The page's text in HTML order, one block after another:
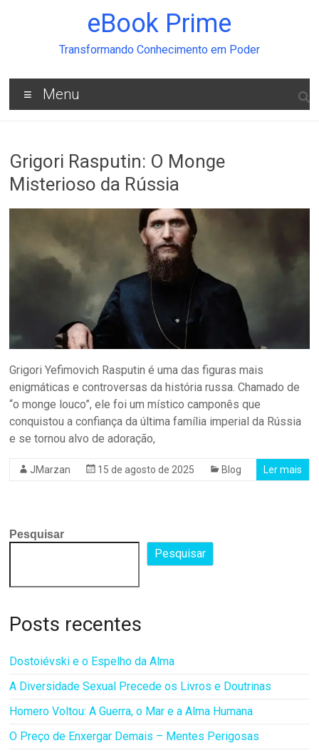
eBook Prime
Transformando Conhecimento em Poder
Menu
Grigori Rasputin: O Monge
Misterioso da Rússia
Grigori Yefimovich Rasputin é uma das figuras mais
enigmáticas e controversas da história russa. Chamado de
“o monge louco”, ele foi um místico camponês que
conquistou a confiança da última família imperial da Rússia
e se tornou alvo de adoração,
JMarzan 15 de agosto de 2025 Blog Ler mais
Pesquisar
Pesquisar
Posts recentes
Dostoiévski e o Espelho da Alma
A Diversidade Sexual Precede os Livros e Doutrinas
Homero Voltou: A Guerra, o Mar e a Alma Humana
O Preço de Enxergar Demais – Mentes Perigosas